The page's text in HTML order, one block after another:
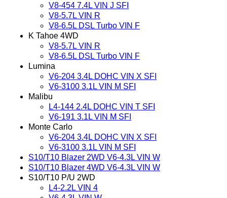
V8-454 7.4L VIN J SFI
V8-5.7L VIN R
V8-6.5L DSL Turbo VIN F
K Tahoe 4WD
V8-5.7L VIN R
V8-6.5L DSL Turbo VIN F
Lumina
V6-204 3.4L DOHC VIN X SFI
V6-3100 3.1L VIN M SFI
Malibu
L4-144 2.4L DOHC VIN T SFI
V6-191 3.1L VIN M SFI
Monte Carlo
V6-204 3.4L DOHC VIN X SFI
V6-3100 3.1L VIN M SFI
S10/T10 Blazer 2WD V6-4.3L VIN W
S10/T10 Blazer 4WD V6-4.3L VIN W
S10/T10 P/U 2WD
L4-2.2L VIN 4